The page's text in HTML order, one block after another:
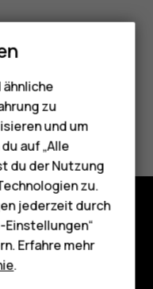
zu
und um
auf „Alle
du der Nutzung
zu.
jederzeit durch
Einstellungen“
Erfahre mehr
.